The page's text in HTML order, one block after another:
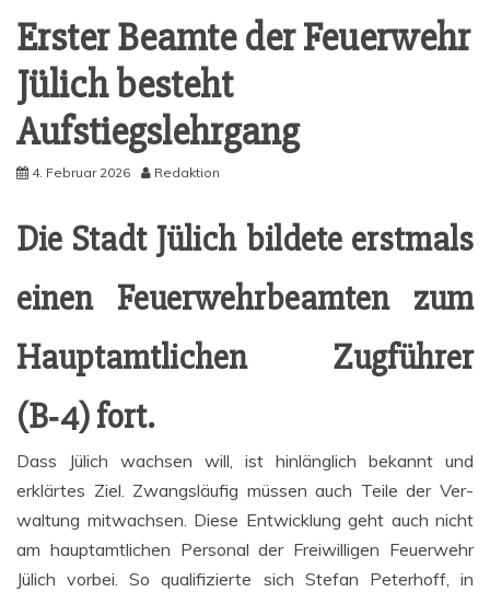
Ers­ter Beam­te der Feu­er­wehr
Jülich besteht
Aufstiegslehrgang
4. Februar 2026 Redaktion
Die Stadt Jülich bil­de­te erst­mals
einen Feu­er­wehr­be­am­ten zum
Haupt­amt­li­chen Zug­füh­rer
(B‑4) fort.
Dass Jülich wach­sen will, ist hin­läng­lich bekannt und
erklär­tes Ziel. Zwangs­läu­fig müs­sen auch Tei­le der Ver­
wal­tung mit­wach­sen. Die­se Ent­wick­lung geht auch nicht
am haupt­amt­li­chen Per­so­nal der Frei­wil­li­gen Feu­er­wehr
Jülich vor­bei. So qua­li­fi­zier­te sich Ste­fan Peter­hoff, in